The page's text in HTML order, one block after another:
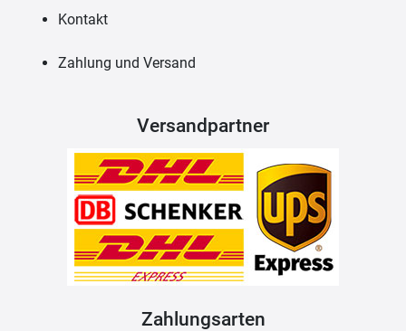
Kontakt
Zahlung und Versand
Versandpartner
Zahlungsarten